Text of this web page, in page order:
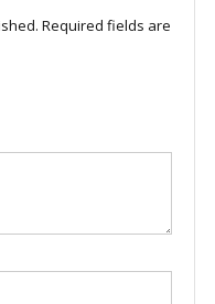
Required fields are